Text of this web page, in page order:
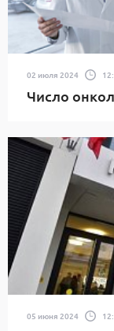
02 июля 2024
Число
05 июня 2024